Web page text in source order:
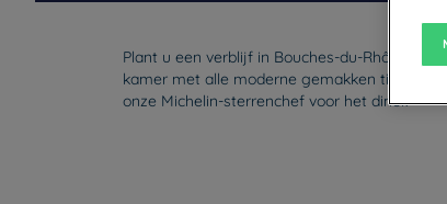
Plant u een verblijf in Bouches-du-Rhône,
kamer met alle moderne gemakken tijdens
onze Michelin-sterrenchef voor het diner.